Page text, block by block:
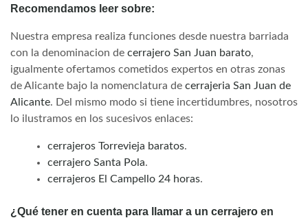
Recomendamos leer sobre:
Nuestra empresa realiza funciones desde nuestra barriada
con la denominacion de cerrajero San Juan barato,
igualmente ofertamos cometidos expertos en otras zonas
de Alicante bajo la nomenclatura de cerrajeria San Juan de
Alicante. Del mismo modo si tiene incertidumbres, nosotros
lo ilustramos en los sucesivos enlaces:
cerrajeros Torrevieja baratos.
cerrajero Santa Pola.
cerrajeros El Campello 24 horas.
¿Qué tener en cuenta para llamar a un cerrajero en